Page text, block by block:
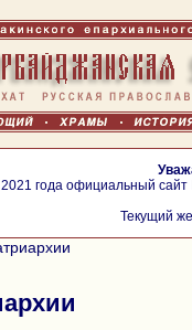
года официальный
Текущий